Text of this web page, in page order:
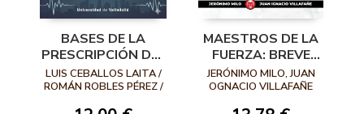
BASES DE LA
PRESCRIPCIÓN DEL
EJERCICIO
TERAPÉUTICO EN
LUIS CEBALLOS LAITA /
ROMÁN ROBLES PÉREZ /
MAESTROS DE LA
FUERZA: BREVE
HISTORIA DE LA
CULTURA FÍSICA
JERÓNIMO MILO, JUAN
OGNACIO VILLAFAÑE